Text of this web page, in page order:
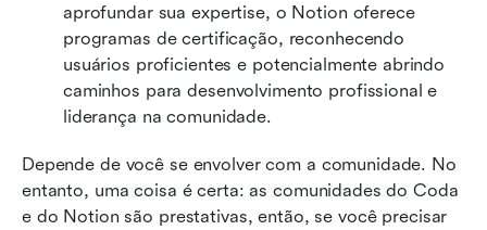
aprofundar sua expertise, o Notion oferece
programas de certificação, reconhecendo
usuários proficientes e potencialmente abrindo
caminhos para desenvolvimento profissional e
liderança na comunidade.
Depende de você se envolver com a comunidade. No
entanto, uma coisa é certa: as comunidades do Coda
e do Notion são prestativas, então, se você precisar